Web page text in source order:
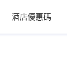
酒店優惠碼